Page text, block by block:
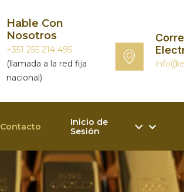
Hable Con
Nosotros
+351 255 214 495
(llamada a la red fija
nacional)
Contacto
Inicio de
Sesión